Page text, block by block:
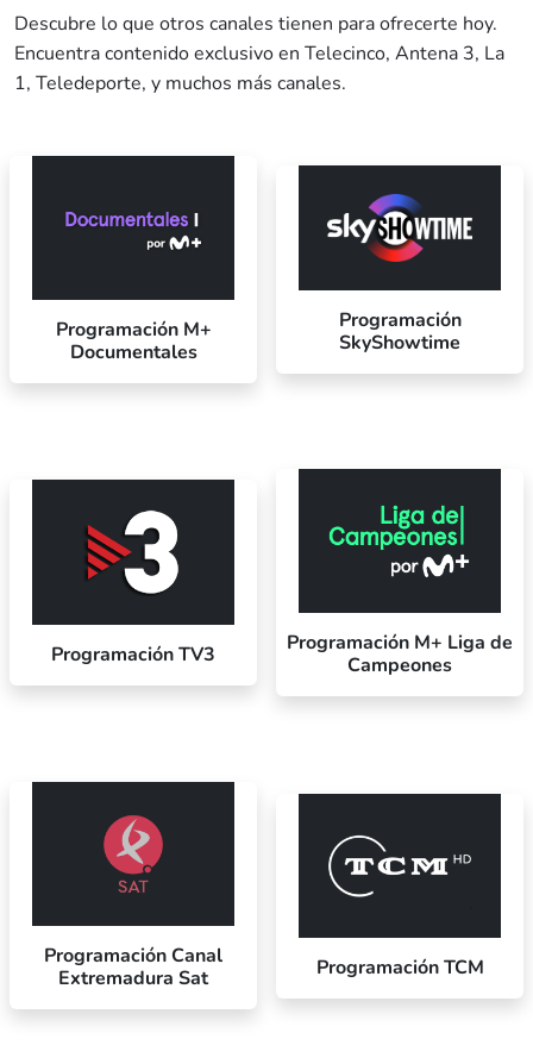
Descubre lo que otros canales tienen para ofrecerte hoy.
Encuentra contenido exclusivo en Telecinco, Antena 3, La
1, Teledeporte, y muchos más canales.
Programación M+
Documentales
Programación
SkyShowtime
Programación TV3
Programación M+ Liga de
Campeones
Programación Canal
Extremadura Sat
Programación TCM